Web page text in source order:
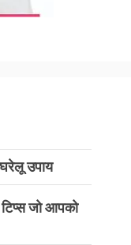
उपाय
जो आपको